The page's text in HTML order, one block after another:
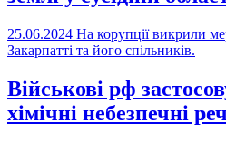
25.06.2024 На корупції викрили
Закарпатті та його спільників.
Військові рф
хімічні небезпечні